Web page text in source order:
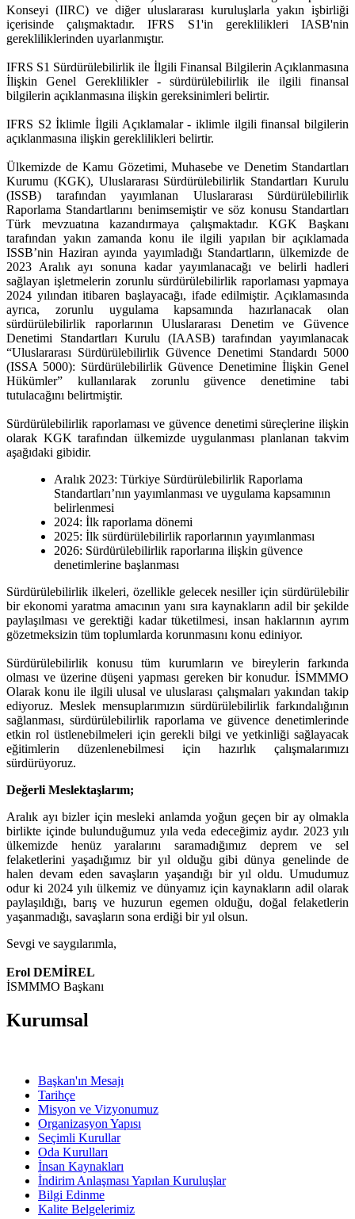
Konseyi (IIRC) ve diğer uluslararası kuruluşlarla yakın işbirliği
içerisinde çalışmaktadır. IFRS S1'in gereklilikleri IASB'nin
gerekliliklerinden uyarlanmıştır.
IFRS S1 Sürdürülebilirlik ile İlgili Finansal Bilgilerin Açıklanmasına
İlişkin Genel Gereklilikler - sürdürülebilirlik ile ilgili finansal
bilgilerin açıklanmasına ilişkin gereksinimleri belirtir.
IFRS S2 İklimle İlgili Açıklamalar - iklimle ilgili finansal bilgilerin
açıklanmasına ilişkin gereklilikleri belirtir.
Ülkemizde de Kamu Gözetimi, Muhasebe ve Denetim Standartları
Kurumu (KGK), Uluslararası Sürdürülebilirlik Standartları Kurulu
(ISSB) tarafından yayımlanan Uluslararası Sürdürülebilirlik
Raporlama Standartlarını benimsemiştir ve söz konusu Standartları
Türk mevzuatına kazandırmaya çalışmaktadır. KGK Başkanı
tarafından yakın zamanda konu ile ilgili yapılan bir açıklamada
ISSB’nin Haziran ayında yayımladığı Standartların, ülkemizde de
2023 Aralık ayı sonuna kadar yayımlanacağı ve belirli hadleri
sağlayan işletmelerin zorunlu sürdürülebilirlik raporlaması yapmaya
2024 yılından itibaren başlayacağı, ifade edilmiştir. Açıklamasında
ayrıca, zorunlu uygulama kapsamında hazırlanacak olan
sürdürülebilirlik raporlarının Uluslararası Denetim ve Güvence
Denetimi Standartları Kurulu (IAASB) tarafından yayımlanacak
“Uluslararası Sürdürülebilirlik Güvence Denetimi Standardı 5000
(ISSA 5000): Sürdürülebilirlik Güvence Denetimine İlişkin Genel
Hükümler” kullanılarak zorunlu güvence denetimine tabi
tutulacağını belirtmiştir.
Sürdürülebilirlik raporlaması ve güvence denetimi süreçlerine ilişkin
olarak KGK tarafından ülkemizde uygulanması planlanan takvim
aşağıdaki gibidir.
Aralık 2023: Türkiye Sürdürülebilirlik Raporlama
Standartları’nın yayımlanması ve uygulama kapsamının
belirlenmesi
2024: İlk raporlama dönemi
2025: İlk sürdürülebilirlik raporlarının yayımlanması
2026: Sürdürülebilirlik raporlarına ilişkin güvence
denetimlerine başlanması
Sürdürülebilirlik ilkeleri, özellikle gelecek nesiller için sürdürülebilir
bir ekonomi yaratma amacının yanı sıra kaynakların adil bir şekilde
paylaşılması ve gerektiği kadar tüketilmesi, insan haklarının ayrım
gözetmeksizin tüm toplumlarda korunmasını konu ediniyor.
Sürdürülebilirlik konusu tüm kurumların ve bireylerin farkında
olması ve üzerine düşeni yapması gereken bir konudur. İSMMMO
Olarak konu ile ilgili ulusal ve uluslarası çalışmaları yakından takip
ediyoruz. Meslek mensuplarımızın sürdürülebilirlik farkındalığının
sağlanması, sürdürülebilirlik raporlama ve güvence denetimlerinde
etkin rol üstlenebilmeleri için gerekli bilgi ve yetkinliği sağlayacak
eğitimlerin düzenlenebilmesi için hazırlık çalışmalarımızı
sürdürüyoruz.
Değerli Meslektaşlarım;
Aralık ayı bizler için mesleki anlamda yoğun geçen bir ay olmakla
birlikte içinde bulunduğumuz yıla veda edeceğimiz aydır. 2023 yılı
ülkemizde henüz yaralarını saramadığımız deprem ve sel
felaketlerini yaşadığımız bir yıl olduğu gibi dünya genelinde de
halen devam eden savaşların yaşandığı bir yıl oldu. Umudumuz
odur ki 2024 yılı ülkemiz ve dünyamız için kaynakların adil olarak
paylaşıldığı, barış ve huzurun egemen olduğu, doğal felaketlerin
yaşanmadığı, savaşların sona erdiği bir yıl olsun.
Sevgi ve saygılarımla,
Erol DEMİREL
İSMMMO Başkanı
Kurumsal
Başkan'ın Mesajı
Tarihçe
Misyon ve Vizyonumuz
Organizasyon Yapısı
Seçimli Kurullar
Oda Kurulları
İnsan Kaynakları
İndirim Anlaşması Yapılan Kuruluşlar
Bilgi Edinme
Kalite Belgelerimiz